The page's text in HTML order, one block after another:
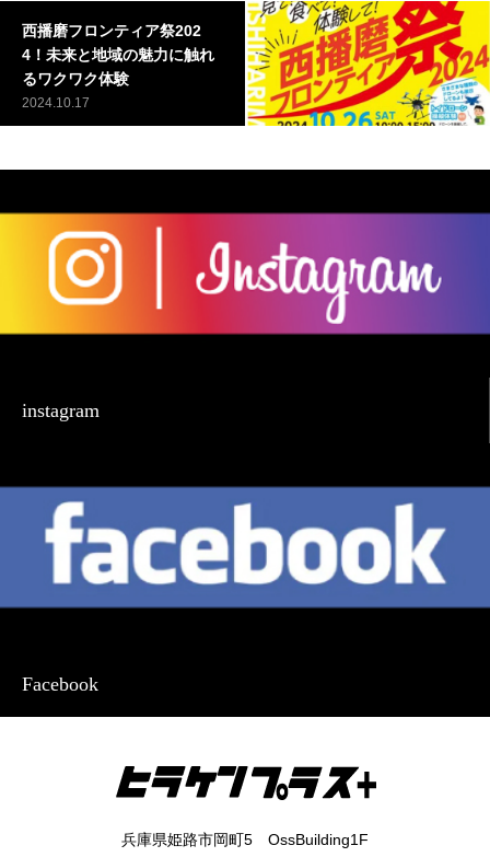
西播磨フロンティア祭202
4！未来と地域の魅力に触れ
るワクワク体験
2024.10.17
instagram
Facebook
兵庫県姫路市岡町5 OssBuilding1F